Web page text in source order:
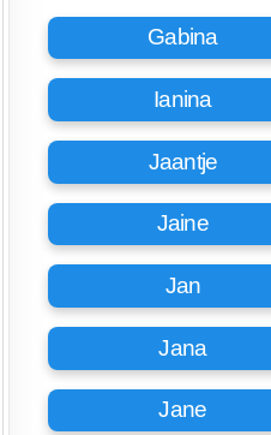
Gabina
Ianina
Jaantje
Jaine
Jan
Jana
Jane